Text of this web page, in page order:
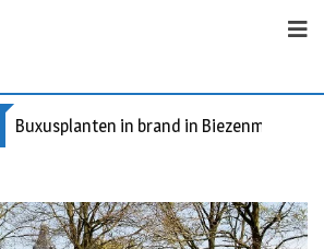
Buxusplanten in brand in Biezenmortel,